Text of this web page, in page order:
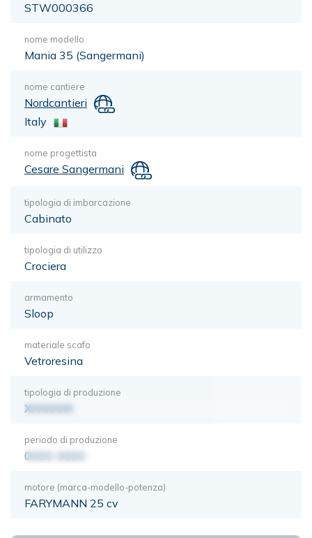
STW000366
nome modello
Mania 35 (Sangermani)
nome cantiere
Nordcantieri
Italy
nome progettista
Cesare Sangermani
tipologia di imbarcazione
Cabinato
tipologia di utilizzo
Crociera
armamento
Sloop
materiale scafo
Vetroresina
tipologia di produzione
XXXXXXX
periodo di produzione
0000-0000
motore (marca-modello-potenza)
FARYMANN 25 cv